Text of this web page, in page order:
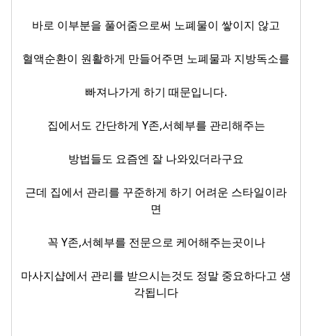
바로 이부분을 풀어줌으로써 노폐물이 쌓이지 않고
혈액순환이 원활하게 만들어주면 노폐물과 지방독소를
빠져나가게 하기 때문입니다.
집에서도 간단하게 Y존,서혜부를 관리해주는
방법들도 요즘엔 잘 나와있더라구요
근데 집에서 관리를 꾸준하게 하기 어려운 스타일이라
면
꼭 Y존,서혜부를 전문으로 케어해주는곳이나
마사지샵에서 관리를 받으시는것도 정말 중요하다고 생
각됩니다